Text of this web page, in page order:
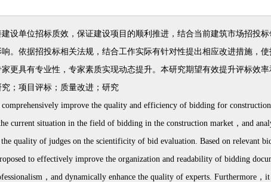
设单位招标质效，保证建设项目的顺利推进，结合当前建筑市场招投
。依据招投标相关法规，结合工作实际有针对性提出相应改进措施，
更具有专业性，专家素质实现动态提升。本研究期望有效提升评标效率
；项目评标；质量改进；研究
improve the quality and efficiency of bidding for construction
current situation in the field of bidding in the construction market，and
quality of judges on the scientificity of bid evaluation. Based on relevant
to effectively improve the organization and readability of bidding
，and dynamically enhance the quality of experts. Furthermore